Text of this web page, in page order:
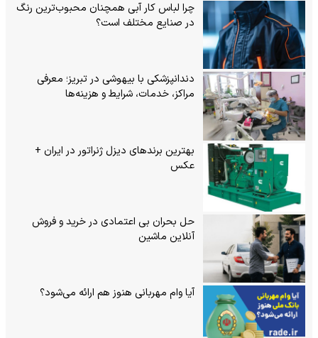
چرا لباس کار آبی همچنان محبوب‌ترین رنگ
در صنایع مختلف است؟
دندانپزشکی با بیهوشی در تبریز؛ معرفی
مراکز، خدمات، شرایط و هزینه‌ها
بهترین برندهای دیزل ژنراتور در ایران +
عکس
حل بحران بی‌ اعتمادی در خرید و فروش
آنلاین ماشین
آیا وام مهربانی هنوز هم ارائه می‌شود؟